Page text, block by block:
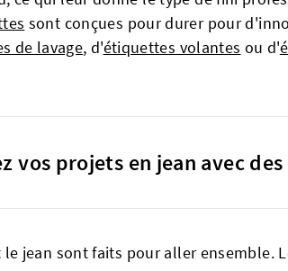
sont conçues pour durer pour
de lavage, d'étiquettes volantes ou d'
vos projets en jean avec
jean sont faits pour aller ensemble.